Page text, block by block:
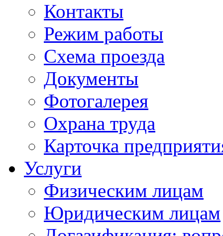
Контакты
Режим работы
Схема проезда
Документы
Фотогалерея
Охрана труда
Карточка
Услуги
Физическим лицам
Юридическим лицам